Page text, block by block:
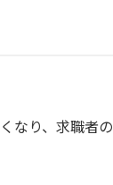
なり、求職者の